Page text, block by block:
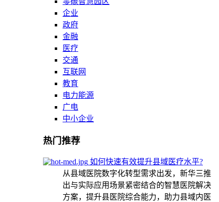
企业
政府
金融
医疗
交通
互联网
教育
电力能源
广电
中小企业
热门推荐
如何快速有效提升县域医疗水平?
从县域医院数字化转型需求出发，新华三推
出与实际应用场景紧密结合的智慧医院解决
方案，提升县医院综合能力，助力县域内医